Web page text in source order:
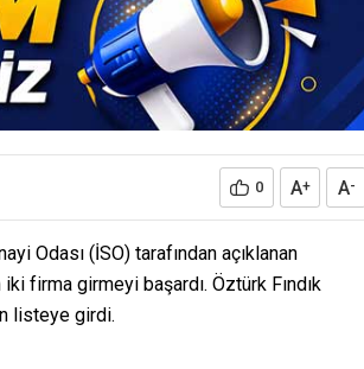
0 A+ A-
Odası (İSO) tarafından açıklanan
firma girmeyi başardı. Öztürk Fındık
listeye girdi.